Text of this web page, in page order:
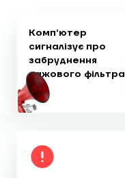
Комп’ютер
сигналізує про
забруднення
сажового фільтра